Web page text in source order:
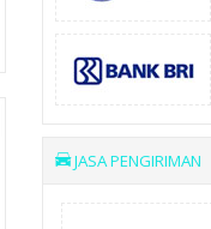
JASA PENGIRIMAN